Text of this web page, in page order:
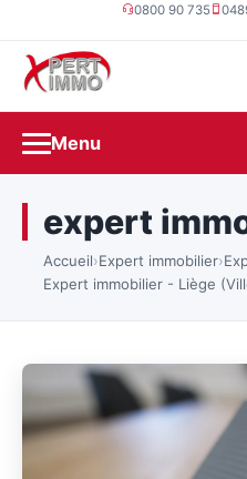
0800 90 735
Menu
expert
Accueil›Expert immobilier›
Expert immobilier - Liège